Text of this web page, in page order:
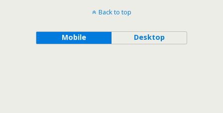
Back to top
Mobile Desktop